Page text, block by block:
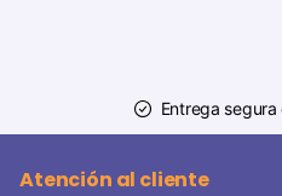
Entrega segura
Atención al cliente